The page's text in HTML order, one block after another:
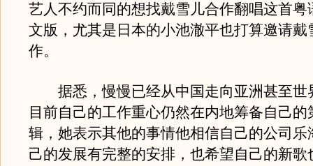
艺人不约而同的想找戴雪儿合作翻唱这首粤
文版，尤其是日本的小池澈平也打算邀请戴
作。
据悉，慢慢已经从中国走向亚洲甚至世
目前自己的工作重心仍然在内地筹备自己的
辑，她表示其他的事情他相信自己的公司乐
己的发展有完整的安排，也希望自己的新歌